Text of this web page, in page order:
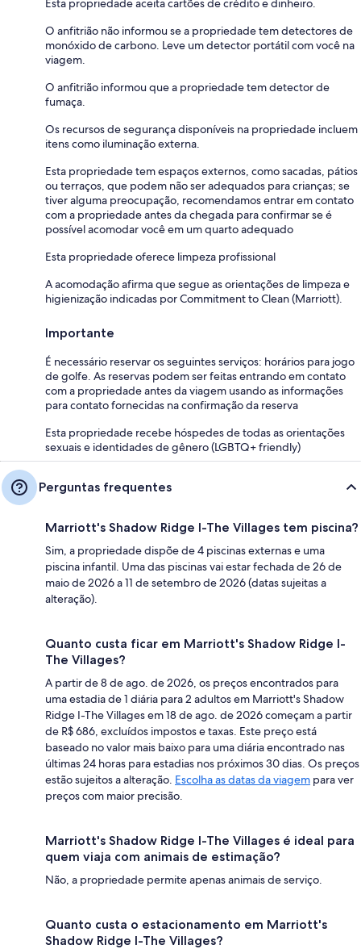
Esta propriedade aceita cartões de crédito e dinheiro.
O anfitrião não informou se a propriedade tem detectores de
monóxido de carbono. Leve um detector portátil com você na
viagem.
O anfitrião informou que a propriedade tem detector de
fumaça.
Os recursos de segurança disponíveis na propriedade incluem
itens como iluminação externa.
Esta propriedade tem espaços externos, como sacadas, pátios
ou terraços, que podem não ser adequados para crianças; se
tiver alguma preocupação, recomendamos entrar em contato
com a propriedade antes da chegada para confirmar se é
possível acomodar você em um quarto adequado
Esta propriedade oferece limpeza profissional
A acomodação afirma que segue as orientações de limpeza e
higienização indicadas por Commitment to Clean (Marriott).
Importante
É necessário reservar os seguintes serviços: horários para jogo
de golfe. As reservas podem ser feitas entrando em contato
com a propriedade antes da viagem usando as informações
para contato fornecidas na confirmação da reserva
Esta propriedade recebe hóspedes de todas as orientações
sexuais e identidades de gênero (LGBTQ+ friendly)
Perguntas frequentes
Marriott's Shadow Ridge I-The Villages tem piscina?
Sim, a propriedade dispõe de 4 piscinas externas e uma
piscina infantil. Uma das piscinas vai estar fechada de 26 de
maio de 2026 a 11 de setembro de 2026 (datas sujeitas a
alteração).
Quanto custa ficar em Marriott's Shadow Ridge I-
The Villages?
A partir de 8 de ago. de 2026, os preços encontrados para
uma estadia de 1 diária para 2 adultos em Marriott's Shadow
Ridge I-The Villages em 18 de ago. de 2026 começam a partir
de R$ 686, excluídos impostos e taxas. Este preço está
baseado no valor mais baixo para uma diária encontrado nas
últimas 24 horas para estadias nos próximos 30 dias. Os preços
estão sujeitos a alteração. Escolha as datas da viagem para ver
preços com maior precisão.
Marriott's Shadow Ridge I-The Villages é ideal para
quem viaja com animais de estimação?
Não, a propriedade permite apenas animais de serviço.
Quanto custa o estacionamento em Marriott's
Shadow Ridge I-The Villages?